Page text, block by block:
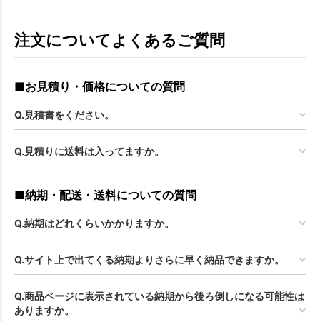
注文についてよくあるご質問
■お見積り・価格についての質問
Q.見積書をください。
Q.見積りに送料は入ってますか。
■納期・配送・送料についての質問
Q.納期はどれくらいかかりますか。
Q.サイト上で出てくる納期よりさらに早く納品できますか。
Q.商品ページに表示されている納期から後ろ倒しになる可能性は
ありますか。